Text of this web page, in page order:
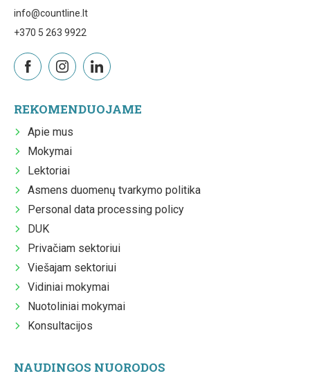
info@countline.lt
+370 5 263 9922
REKOMENDUOJAME
Apie mus
Mokymai
Lektoriai
Asmens duomenų tvarkymo politika
Personal data processing policy
DUK
Privačiam sektoriui
Viešajam sektoriui
Vidiniai mokymai
Nuotoliniai mokymai
Konsultacijos
NAUDINGOS NUORODOS